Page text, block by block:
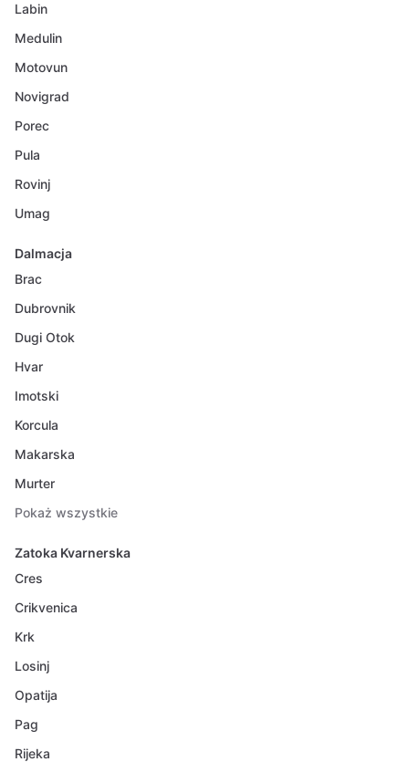
Labin
Medulin
Motovun
Novigrad
Porec
Pula
Rovinj
Umag
Dalmacja
Brac
Dubrovnik
Dugi Otok
Hvar
Imotski
Korcula
Makarska
Murter
Pokaż wszystkie
Zatoka Kvarnerska
Cres
Crikvenica
Krk
Losinj
Opatija
Pag
Rijeka